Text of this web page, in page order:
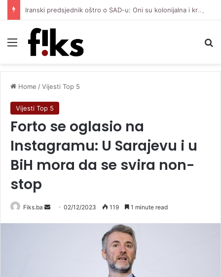
Iranski predsjednik oštro o SAD-u: Oni su kolonijalna i kriminalna država, natjerali smo ih na diplomatiju
Menu
Home /Vijesti Top 5
Vijesti Top 5
Forto se oglasio na
Instagramu: U Sarajevu i u
BiH mora da se svira non-
stop
Fiks.ba
Send02/12/2023 119 1 minute read